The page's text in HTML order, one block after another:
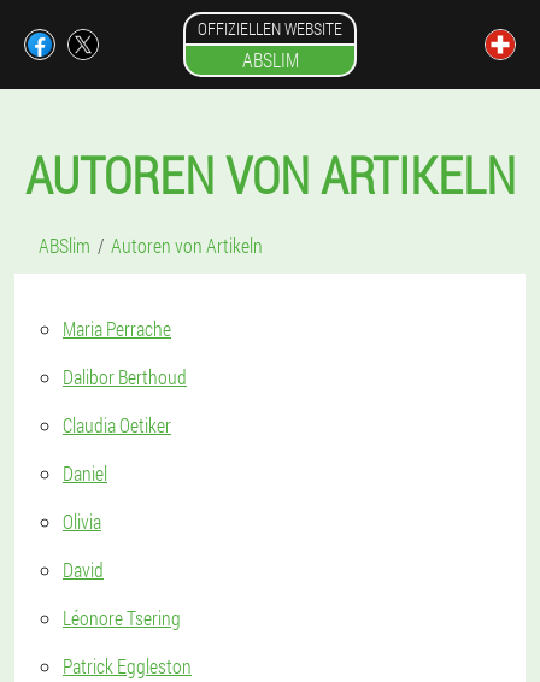
OFFIZIELLEN WEBSITE
ABSLIM
AUTOREN VON ARTIKELN
ABSlim Autoren von Artikeln
Maria Perrache
Dalibor Berthoud
Claudia Oetiker
Daniel
Olivia
David
Léonore Tsering
Patrick Eggleston